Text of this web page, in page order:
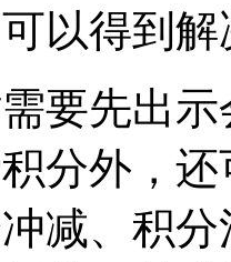
以得到解
要先出
分外，
减、积